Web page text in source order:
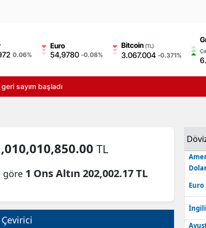
0.06%
Euro
54,9780 -0.08%
Bitcoin(TL)
3.067.004 -0.371%
başladı
TL
göre 1 Ons Altın 202,002.17 TL
Euro